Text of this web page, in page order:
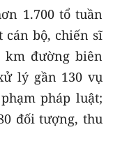
1.700 tổ tuần
bộ, chiến sĩ
km đường biên
lý gần 130 vụ
pháp luật;
đối tượng, thu